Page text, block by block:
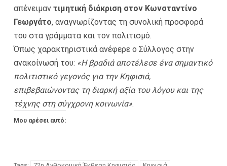
απένειμαν τιμητική διάκριση στον Κωνσταντίνο
Γεωργάτο, αναγνωρίζοντας τη συνολική προσφορά
του στα γράμματα και τον πολιτισμό.
Όπως χαρακτηριστικά ανέφερε ο Σύλλογος στην
ανακοίνωσή του: «Η βραδιά αποτέλεσε ένα σημαντικό
πολιτιστικό γεγονός για την Κηφισιά,
επιβεβαιώνοντας τη διαρκή αξία του λόγου και της
τέχνης στη σύγχρονη κοινωνία».
Μου αρέσει αυτό: